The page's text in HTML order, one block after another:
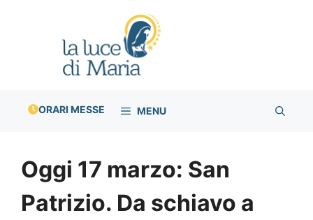
ORARI MESSE MENU
Oggi 17 marzo: San
Patrizio. Da schiavo a